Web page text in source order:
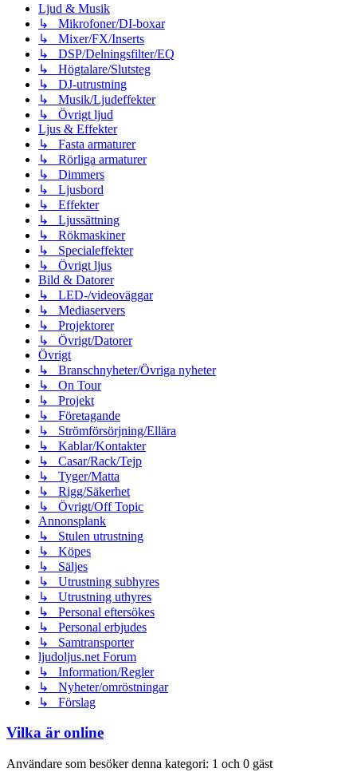
Ljud & Musik
↳ Mikrofoner/DI-boxar
↳ Mixer/FX/Inserts
↳ DSP/Delningsfilter/EQ
↳ Högtalare/Slutsteg
↳ DJ-utrustning
↳ Musik/Ljudeffekter
↳ Övrigt ljud
Ljus & Effekter
↳ Fasta armaturer
↳ Rörliga armaturer
↳ Dimmers
↳ Ljusbord
↳ Effekter
↳ Ljussättning
↳ Rökmaskiner
↳ Specialeffekter
↳ Övrigt ljus
Bild & Datorer
↳ LED-/videoväggar
↳ Mediaservers
↳ Projektorer
↳ Övrigt/Datorer
Övrigt
↳ Branschnyheter/Övriga nyheter
↳ On Tour
↳ Projekt
↳ Företagande
↳ Strömförsörjning/Ellära
↳ Kablar/Kontakter
↳ Casar/Rack/Tejp
↳ Tyger/Matta
↳ Rigg/Säkerhet
↳ Övrigt/Off Topic
Annonsplank
↳ Stulen utrustning
↳ Köpes
↳ Säljes
↳ Utrustning subhyres
↳ Utrustning uthyres
↳ Personal eftersökes
↳ Personal erbjudes
↳ Samtransporter
ljudoljus.net Forum
↳ Information/Regler
↳ Nyheter/omröstningar
↳ Förslag
Vilka är online
Användare som besöker denna kategori: 1 och 0 gäst